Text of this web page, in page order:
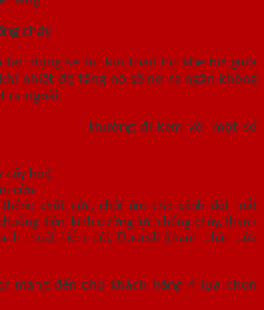
cháy
tác dụng sẽ bít kín toàn bộ khe hở giữa
nhiệt độ tăng nó sẽ nở ra ngăn không
ra ngoài.
thường đi kèm với một số
đẩy hơi),
cửa
chốt cửa, chốt âm cho cánh đôi, mắt
điện, kính cường lực chống cháy, thanh
thoát hiểm đôi, Doorsill (thanh chặn cửa
mang đến cho khách hàng 4 lựa chọn